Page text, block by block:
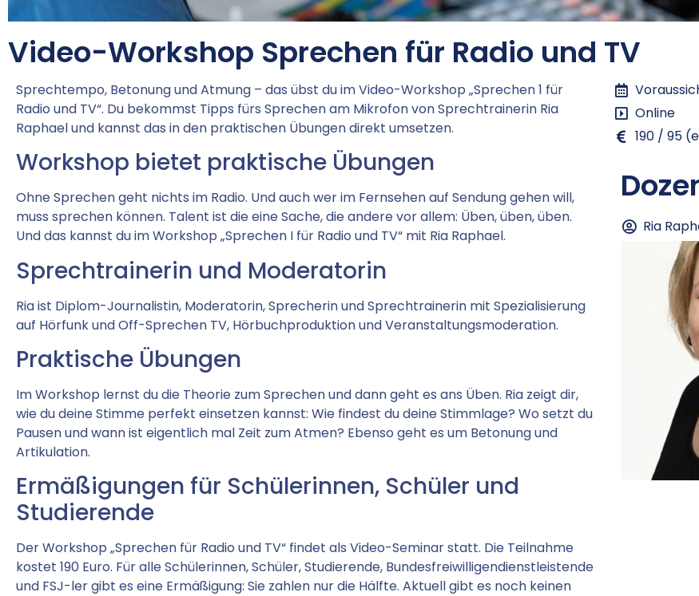
Video-Workshop Sprechen für Radio und TV
Sprechtempo, Betonung und Atmung – das übst du im Video-Workshop „Sprechen 1 für
Radio und TV“. Du bekommst Tipps fürs Sprechen am Mikrofon von Sprechtrainerin Ria
Raphael und kannst das in den praktischen Übungen direkt umsetzen.
Workshop bietet praktische Übungen
Ohne Sprechen geht nichts im Radio. Und auch wer im Fernsehen auf Sendung gehen will,
muss sprechen können. Talent ist die eine Sache, die andere vor allem: Üben, üben, üben.
Und das kannst du im Workshop „Sprechen I für Radio und TV“ mit Ria Raphael.
Sprechtrainerin und Moderatorin
Ria ist Diplom-Journalistin, Moderatorin, Sprecherin und Sprechtrainerin mit Spezialisierung
auf Hörfunk und Off-Sprechen TV, Hörbuchproduktion und Veranstaltungsmoderation.
Praktische Übungen
Im Workshop lernst du die Theorie zum Sprechen und dann geht es ans Üben. Ria zeigt dir,
wie du deine Stimme perfekt einsetzen kannst: Wie findest du deine Stimmlage? Wo setzt du
Pausen und wann ist eigentlich mal Zeit zum Atmen? Ebenso geht es um Betonung und
Artikulation.
Ermäßigungen für Schülerinnen, Schüler und
Studierende
Der Workshop „Sprechen für Radio und TV“ findet als Video-Seminar statt. Die Teilnahme
kostet 190 Euro. Für alle Schülerinnen, Schüler, Studierende, Bundesfreiwilligendienstleistende
und FSJ-ler gibt es eine Ermäßigung: Sie zahlen nur die Hälfte. Aktuell gibt es noch keinen
Online
190 / 95
Ria